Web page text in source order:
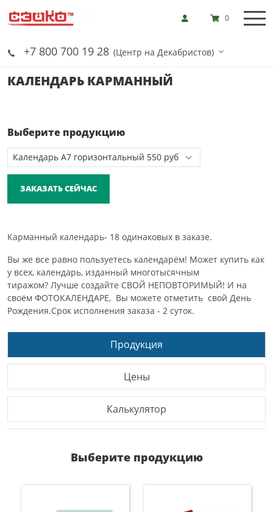
+7 800 700 19 28 (Центр на Декабристов)
0
КАЛЕНДАРЬ КАРМАННЫЙ
Выберите продукцию
ЗАКАЗАТЬ СЕЙЧАС
Карманный календарь- 18 одинаковых в заказе.
Вы же все равно пользуетесь календарём! Может купить как
у всех, календарь, изданный многотысячным
тиражом? Лучше создайте СВОЙ НЕПОВТОРИМЫЙ! И на
своём ФОТОКАЛЕНДАРЕ, Вы можете отметить свой День
Рождения.Срок исполнения заказа - 2 суток.
Продукция
Цены
Калькулятор
Выберите продукцию